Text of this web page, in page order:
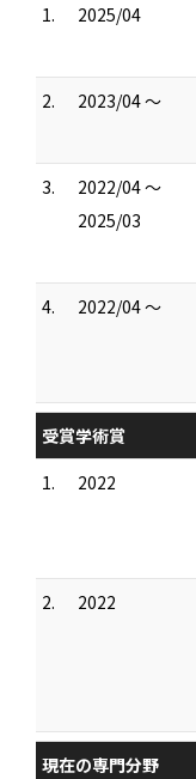
1.
2025/04
2. 2023/04 ～
3.
2022/04 ～
2025/03
4. 2022/04 ～
受賞学術賞
1.
2022
2. 2022
現在の専門分野